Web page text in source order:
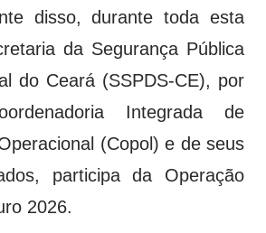
disso, durante toda esta
da Segurança Pública
do Ceará (SSPDS-CE), por
Integrada de
(Copol) e de seus
participa da Operação
2026.